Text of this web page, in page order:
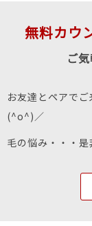
無料カウ
ご
お友達とペアで
(^o^)／
毛の悩み・・・